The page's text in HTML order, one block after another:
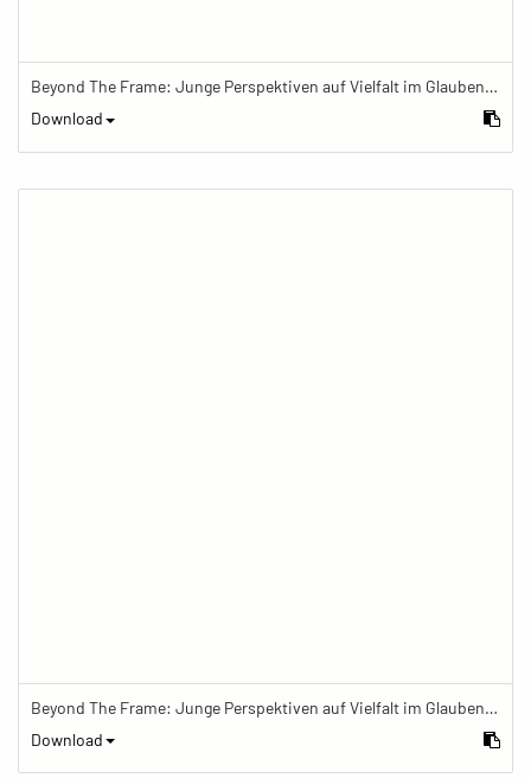
Beyond The Frame: Junge Perspektiven auf Vielfalt im Glauben - Frau meditiert mit Gebetskette
Download
Beyond The Frame: Junge Perspektiven auf Vielfalt im Glauben - Meditationskissen mit Gebetstisch und Mala
Download